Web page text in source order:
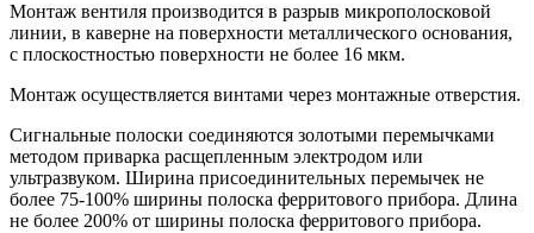
Монтаж вентиля производится в разрыв микрополосковой
линии, в каверне на поверхности металлического основания,
с плоскостностью поверхности не более 16 мкм.
Монтаж осуществляется винтами через монтажные отверстия.
Сигнальные полоски соединяются золотыми перемычками
методом приварка расщепленным электродом или
ультразвуком. Ширина присоединительных перемычек не
более 75-100% ширины полоска ферритового прибора. Длина
не более 200% от ширины полоска ферритового прибора.